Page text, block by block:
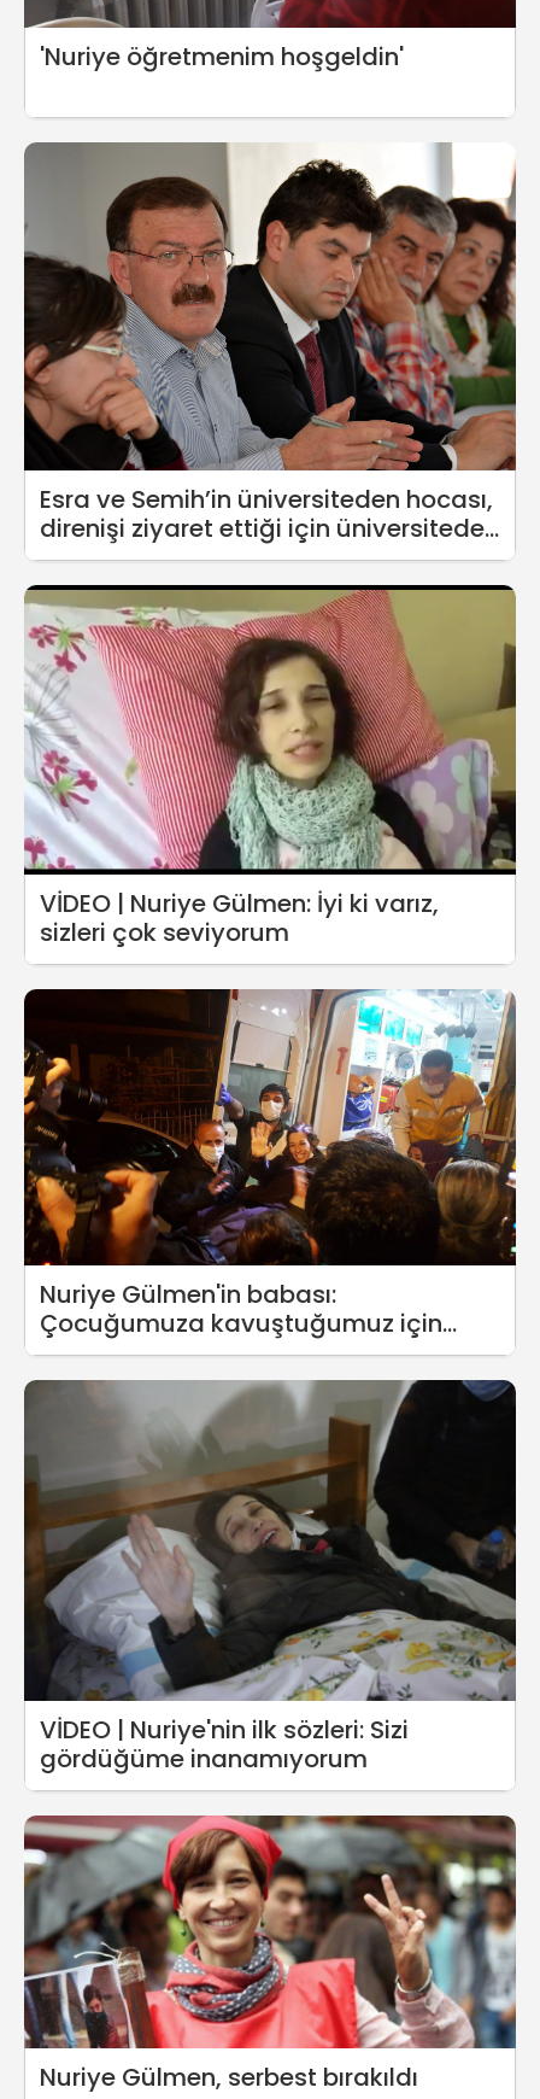
'Nuriye öğretmenim hoşgeldin'
Esra ve Semih’in üniversiteden hocası,
direnişi ziyaret ettiği için üniversiteden
uzaklaştırıldı!
VİDEO | Nuriye Gülmen: İyi ki varız,
sizleri çok seviyorum
Nuriye Gülmen'in babası:
Çocuğumuza kavuştuğumuz için
sevinçliyiz
VİDEO | Nuriye'nin ilk sözleri: Sizi
gördüğüme inanamıyorum
Nuriye Gülmen, serbest bırakıldı